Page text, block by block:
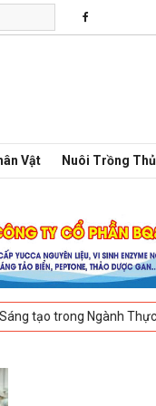
Vật Nuôi Trồng
Ngành Thực phẩm